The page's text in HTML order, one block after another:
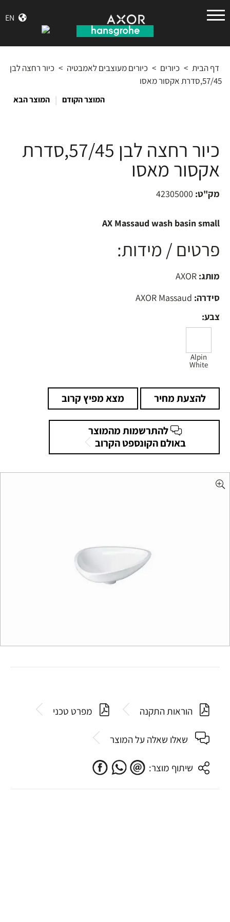
EN
גרואה
דף הבית > כיורים > כיורים מעוצבים לאמבטיה > כיור רחצה לבן
57/45,סדרת אקסור מאסו
המוצר הקודם | המוצר הבא
כיור רחצה לבן 57/45,סדרת
אקסור מאסו
מק"ט: 42305000
AX Massaud wash basin small
פרטים / מידות:
מותג:
סידרה:
צבע:
Alpin
White
להצעת מחיר מצא מפיץ קרוב
להתרשמות מהמוצר
באולם הקונספט הקרוב
הוראות התקנה מפרט טכני
שאלו שאלה על המוצר
שיתוף מוצר: